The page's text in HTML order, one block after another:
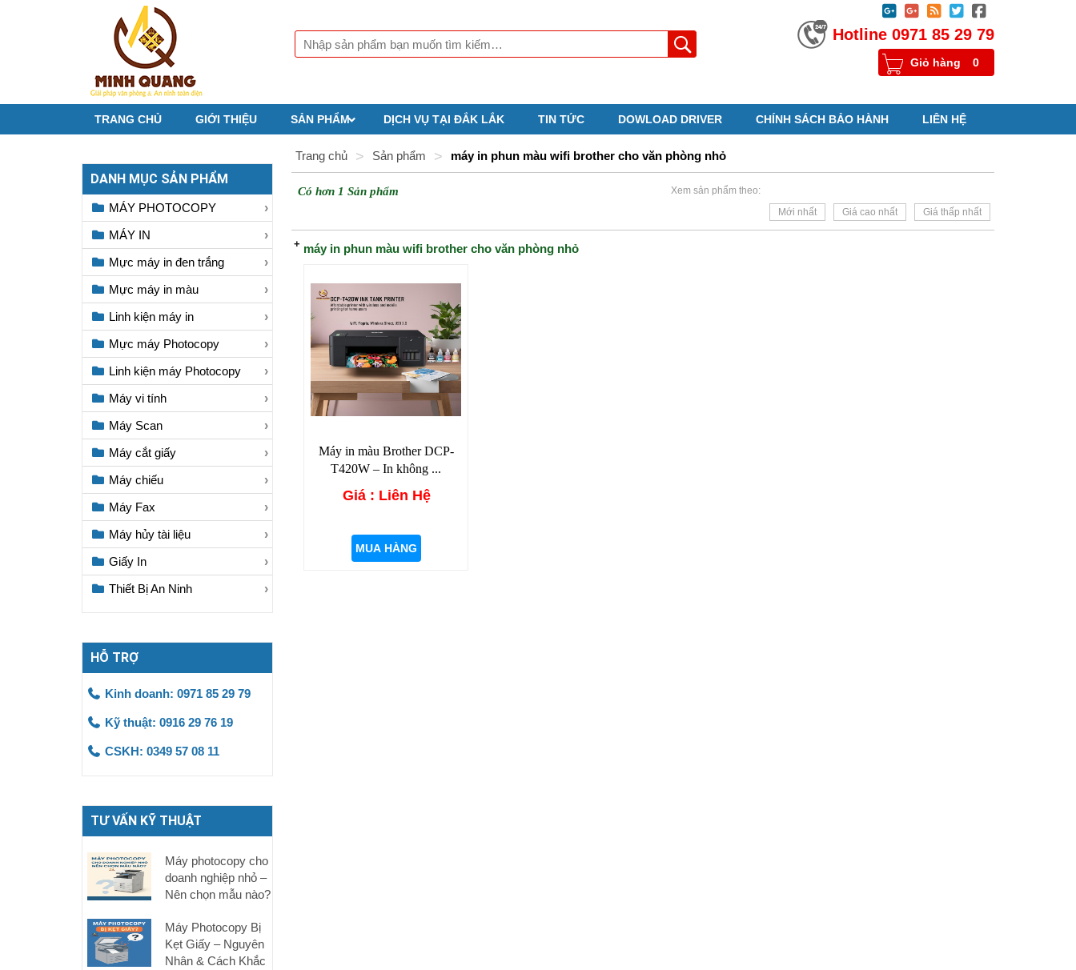





Hotline 0971 85 29 79
Giỏ hàng 0
TRANG CHỦ GIỚI THIỆU SẢN PHẨM DỊCH VỤ TẠI ĐẮK LẮK TIN TỨC DOWLOAD DRIVER CHÍNH SÁCH BẢO HÀNH LIÊN HỆ
Trang chủ > Sản phẩm > máy in phun màu wifi brother cho văn phòng nhỏ
Có hơn 1 Sản phẩm
Xem sản phẩm theo:
Mới nhất
Giá cao nhất Giá thấp nhất
máy in phun màu wifi brother cho văn phòng nhỏ
Máy in màu Brother DCP-
T420W – In không ...
Giá : Liên Hệ
MUA HÀNG
DANH MỤC SẢN PHẨM
MÁY PHOTOCOPY
MÁY IN
Mực máy in đen trắng
Mực máy in màu
Linh kiện máy in
Mực máy Photocopy
Linh kiện máy Photocopy
Máy vi tính
Máy Scan
Máy cắt giấy
Máy chiếu
Máy Fax
Máy hủy tài liệu
Giấy In
Thiết Bị An Ninh
HỖ TRỢ
Kinh doanh: 0971 85 29 79
Kỹ thuật: 0916 29 76 19
CSKH: 0349 57 08 11
TƯ VẤN KỸ THUẬT
Máy photocopy cho
doanh nghiệp nhỏ –
Nên chọn mẫu nào?
Máy Photocopy Bị
Kẹt Giấy – Nguyên
Nhân & Cách Khắc